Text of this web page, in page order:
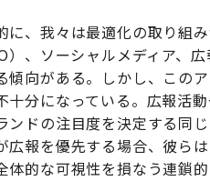
に、我々は最適化の取り組
）、ソーシャルメディア、
傾向がある。しかし、このア
十分になっている。広報活
ンドの注目度を決定する同
広報を優先する場合、彼ら
体的な可視性を損なう連鎖